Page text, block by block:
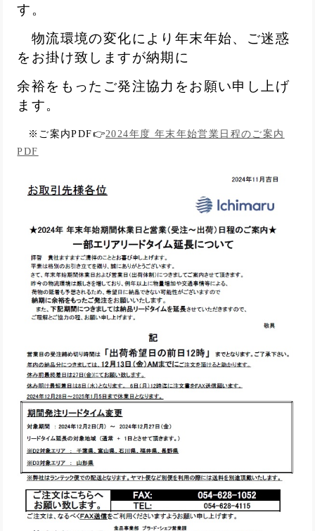
す。
物流環境の変化により年末年始、ご迷惑
をお掛け致しますが納期に
余裕をもったご発注協力をお願い申し上げ
ます。
※ご案内PDF👉2024年度 年末年始営業日程のご案内
PDF